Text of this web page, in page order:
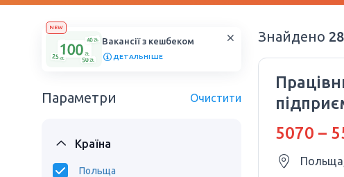
NEW
Вакансії з кешбеком
ДЕТАЛЬНІШЕ
Параметри Очистити
Країна
Польща
Знайдено 28
5070 –